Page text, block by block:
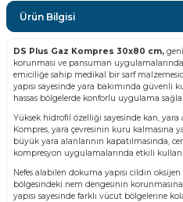
Ürün Bilgisi
DS Plus Gaz Kompres 30x80 cm,
korunması ve pansuman
emiciliğe sahip medikal bir sarf
yapısı sayesinde yara bakımında güvenli
hassas bölgelerde konforlu uygulama
Yüksek hidrofil özelliği sayesinde kan, yara
Kompres, yara çevresinin kuru kalmasına
büyük yara alanlarının kapatılmasında,
kompresyon uygulamalarında etkili
Nefes alabilen dokuma yapısı cildin
bölgesindeki nem dengesinin
yapısı sayesinde farklı vücut bölgelerine